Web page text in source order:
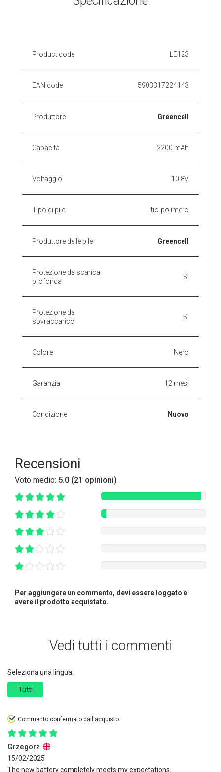
Product code LE123
EAN code 5903317224143
Produttore Greencell
Capacità 2200 mAh
Voltaggio 10.8V
Tipo di pile Litio-polimero
Produttore delle pile Greencell
Protezione da scarica
profonda
Sì
Protezione da
sovraccarico
Sì
Colore Nero
Garanzia 12 mesi
Condizione Nuovo
Recensioni
Voto medio: 5.0 (21 opinioni)
Per aggiungere un commento, devi essere loggato e
avere il prodotto acquistato.
Vedi tutti i commenti
Seleziona una lingua:
Tutti
Commento confermato dall'acquisto
Grzegorz
15/02/2025
The new battery completely meets my expectations.